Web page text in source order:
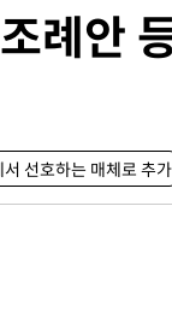
례안
선호하는 매체로 추가